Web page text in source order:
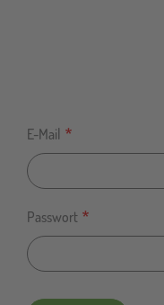
E-Mail
Passwort